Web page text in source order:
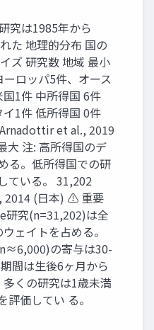
究は1985年から
た 地理的分布 国の
ズ 研究数 地域 最小
ロッパ5件、オース
国1件 中所得国 6件
1件 低所得国 0件
et al., 2019
大 注: 高所得国のデ
る。低所得国での研
ている。 31,202
2014 (日本) ⚠ 重要
研究(n=31,202)は全
ェイトを占める。
の寄与は30-
間は生後6ヶ月から
くの研究は1歳未満
評価してい る。